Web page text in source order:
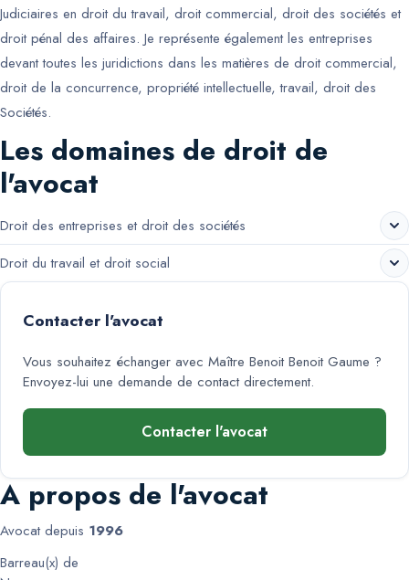
Judiciaires en droit du travail, droit commercial, droit des sociétés et
droit pénal des affaires. Je représente également les entreprises
devant toutes les juridictions dans les matières de droit commercial,
droit de la concurrence, propriété intellectuelle, travail, droit des
Sociétés.
Les domaines de droit de
l'avocat
Droit des entreprises et droit des sociétés
Droit du travail et droit social
Contacter l'avocat
Vous souhaitez échanger avec Maître Benoit Benoit Gaume ?
Envoyez-lui une demande de contact directement.
Contacter l'avocat
A propos de l'avocat
Avocat depuis 1996
Barreau(x) de